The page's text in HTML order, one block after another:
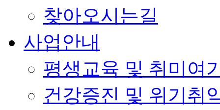
찾아오시는길
사업안내
평생교육 및 취미여
건강증진 및 위기취